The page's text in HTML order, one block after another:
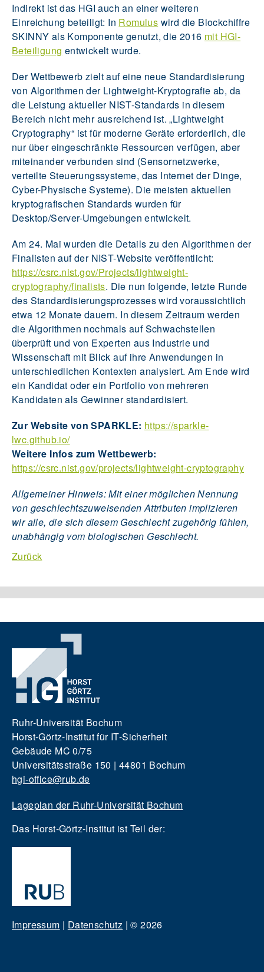
Indirekt ist das HGI auch an einer weiteren
Einreichung beteiligt: In Romulus wird die Blockchiffre
SKINNY als Komponente genutzt, die 2016 mit HGI-
Beteiligung entwickelt wurde.
Der Wettbewerb zielt auf eine neue Standardisierung
von Algorithmen der Lightweight-Kryptografie ab, da
die Leistung aktueller NIST-Standards in diesem
Bereich nicht mehr ausreichend ist. „Lightweight
Cryptography“ ist für moderne Geräte erforderlich, die
nur über eingeschränkte Ressourcen verfügen, aber
miteinander verbunden sind (Sensornetzwerke,
verteilte Steuerungssysteme, das Internet der Dinge,
Cyber-Physische Systeme). Die meisten aktuellen
kryptografischen Standards wurden für
Desktop/Server-Umgebungen entwickelt.
Am 24. Mai wurden die Details zu den Algorithmen der
Finalisten auf der NIST-Website veröffentlicht:
https://csrc.nist.gov/Projects/lightweight-
cryptography/finalists. Die nun folgende, letzte Runde
des Standardisierungsprozesses wird voraussichtlich
etwa 12 Monate dauern. In diesem Zeitraum werden
die Algorithmen nochmals auf Schwachstellen
überprüft und von Experten aus Industrie und
Wissenschaft mit Blick auf ihre Anwendungen in
unterschiedlichen Kontexten analysiert. Am Ende wird
ein Kandidat oder ein Portfolio von mehreren
Kandidaten als Gewinner standardisiert.
Zur Website von SPARKLE: https://sparkle-
lwc.github.io/
Weitere Infos zum Wettbewerb:
https://csrc.nist.gov/projects/lightweight-cryptography
Allgemeiner Hinweis: Mit einer möglichen Nennung
von geschlechtszuweisenden Attributen implizieren
wir alle, die sich diesem Geschlecht zugehörig fühlen,
unabhängig vom biologischen Geschlecht.
Zurück
Ruhr-Universität Bochum
Horst-Görtz-Institut für IT-Sicherheit
Gebäude MC 0/75
Universitätsstraße 150 | 44801 Bochum
hgi-office@rub.de
Lageplan der Ruhr-Universität Bochum
Das Horst-Görtz-Institut ist Teil der:
Impressum | Datenschutz |© 2026